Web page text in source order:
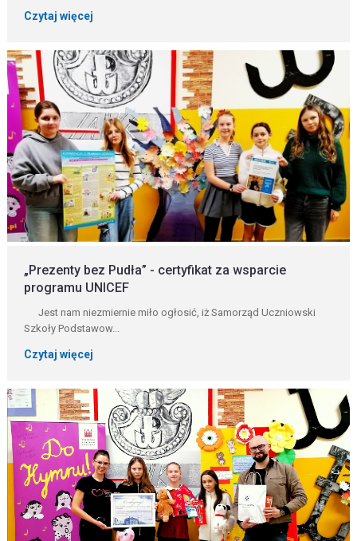
Czytaj więcej
„Prezenty bez Pudła” - certyfikat za wsparcie
programu UNICEF
Jest nam niezmiernie miło ogłosić, iż Samorząd Uczniowski
Szkoły Podstawow...
Czytaj więcej